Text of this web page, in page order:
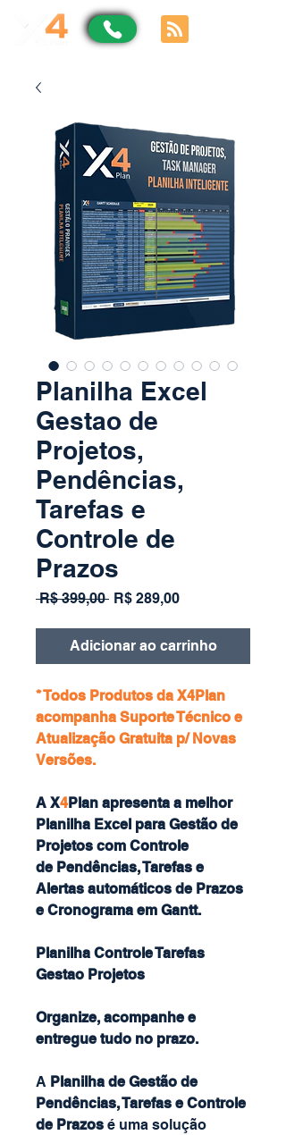
Planilha Excel
Gestao de
Projetos,
Pendências,
Tarefas e
Controle de
Prazos
R$ 399,00 Preço
R$ 289,00Preço
Adicionar ao carrinho
* Todos Produtos da X4Plan
acompanha Suporte Técnico e
Atualização Gratuita p/ Novas
Versões.
A X4Plan apresenta a melhor
Planilha Excel para Gestão de
Projetos com Controle
de Pendências, Tarefas e
Alertas automáticos de Prazos
e Cronograma em Gantt.
Planilha Controle Tarefas
Gestao Projetos
Organize, acompanhe e
entregue tudo no prazo.
A Planilha de Gestão de
Pendências, Tarefas e Controle
de Prazos é uma solução